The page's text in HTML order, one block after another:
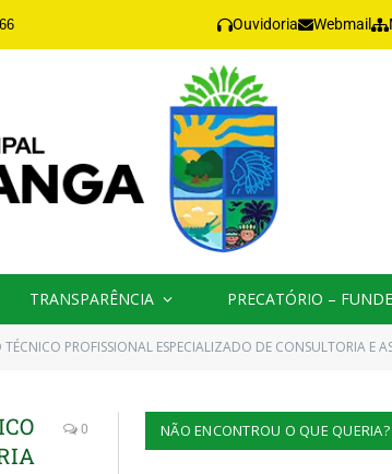
Ouvidoria Webmail
TRANSPARÊNCIA PRECATÓRIO –
ESPECIALIZADO DE CONSULTORIA E ASSESSORIA JURÍDICA E
0 NÃO ENCONTROU O QUE QUERIA?